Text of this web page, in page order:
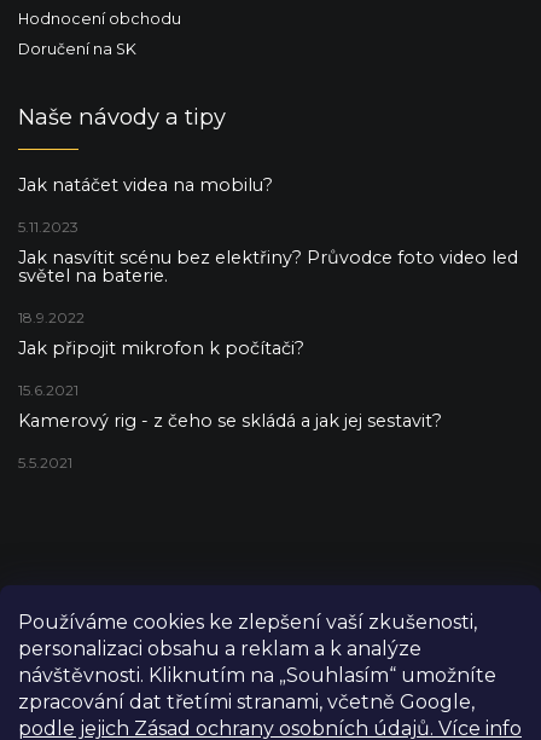
Používáme cookies ke zlepšení vaší zkušenosti,
personalizaci obsahu a reklam a k analýze
návštěvnosti. Kliknutím na „Souhlasím“ umožníte
zpracování dat třetími stranami, včetně Google,
podle jejich Zásad ochrany osobních údajů. Více info
Hodnocení obchodu
Doručení na SK
Naše návody a tipy
Jak natáčet videa na mobilu?
5.11.2023
Jak nasvítit scénu bez elektřiny? Průvodce foto video led
světel na baterie.
18.9.2022
Jak připojit mikrofon k počítači?
15.6.2021
Kamerový rig - z čeho se skládá a jak jej sestavit?
5.5.2021